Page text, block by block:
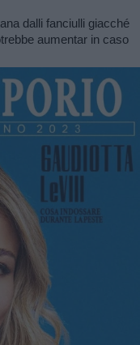
dalli fanciulli giacché
aumentar in caso